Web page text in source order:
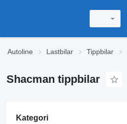
Autoline Lastbilar Tippbilar
Shacman tippbilar
Kategori